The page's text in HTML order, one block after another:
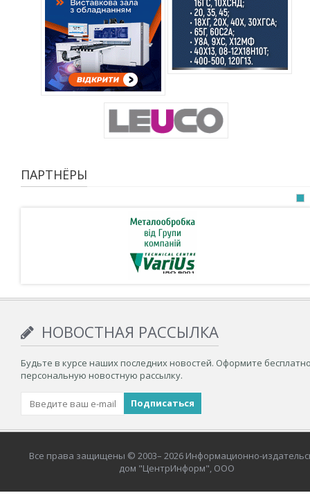
ПАРТНЁРЫ
НОВОСТНАЯ РАССЫЛКА
Будьте в курсе наших последних новостей. Оформите
персональную новостную рассылку.
Все права защищены © 2003– 2026 Информационно-
дом "ЦентрИнформ", ООО